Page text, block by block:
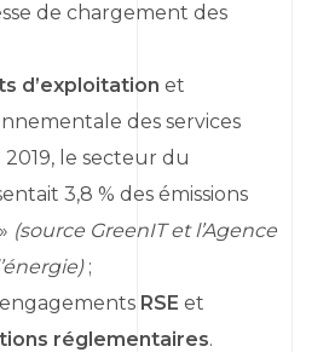
de chargement des
d’exploitation et
des services
le secteur du
3,8 % des émissions
(source GreenITet l’Agence
;
RSE et
réglementaires.